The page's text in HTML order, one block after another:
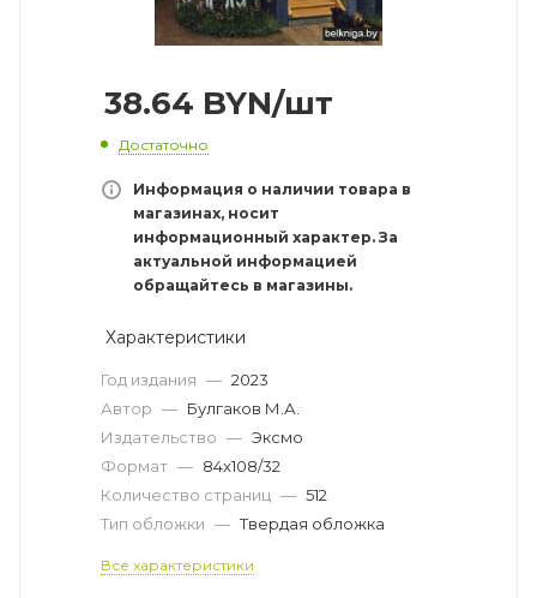
38.64 BYN/шт
Достаточно
Информация о наличии товара в
магазинах, носит
информационный характер. За
актуальной информацией
обращайтесь в магазины.
Характеристики
Год издания — 2023
Автор — Булгаков М.А.
Издательство — Эксмо
Формат — 84x108/32
Количество страниц — 512
Тип обложки — Твердая обложка
Все характеристики